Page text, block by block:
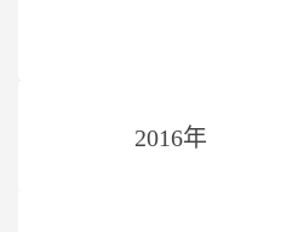
2016年